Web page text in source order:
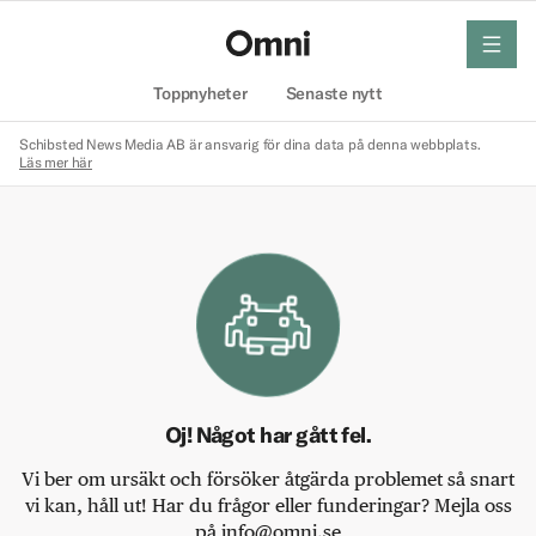
Toppnyheter Senaste nytt
meny
Schibsted News Media AB är ansvarig för dina data på denna webbplats.
Läs mer här
Oj! Något har gått fel.
Vi ber om ursäkt och försöker åtgärda problemet så snart
vi kan, håll ut! Har du frågor eller funderingar? Mejla oss